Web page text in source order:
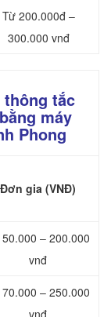
Từ 200.000đ –
300.000 vnđ
tắc
máy
Phong
Đơn gia (VNĐ)
– 200.000
vnđ
– 250.000
vnđ